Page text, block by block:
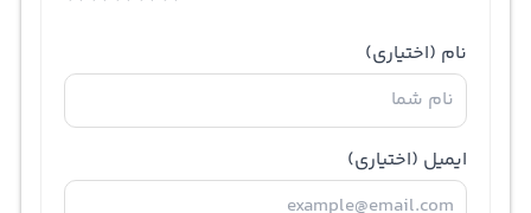
نام (اختیاری)
ایمیل (اختیاری)